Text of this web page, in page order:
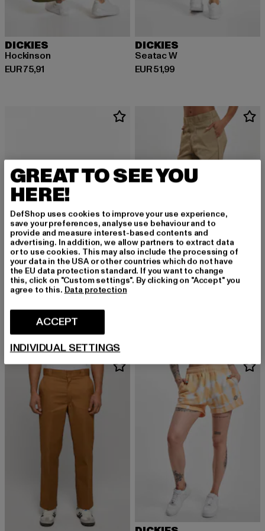
DICKIES
Hockinson
EUR 75,91
Derzeitiger Preis: EUR 75,91
DICKIES
Seatac W
EUR 51,99
Derzeitiger Preis: EUR 51,99
DICKIES
EUR 41,99
Derzeitiger Preis: EUR 41,99
DICKIES
GREAT TO SEE YOU
HERE!
DefShop uses cookies to improve your use experience,
save your preferences, analyse use behaviour and to
provide and measure interest-based contents and
advertising. In addition, we allow partners to extract data
or to use cookies. This may also include the processing of
your data in the USA or other countries which do not have
the EU data protection standard. If you want to change
this, click on "Custom settings". By clicking on "Accept" you
agree to this. Data protection
ACCEPT
INDIVIDUAL SETTINGS